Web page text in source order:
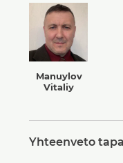
Manuylov
Vitaliy
Yhteenveto